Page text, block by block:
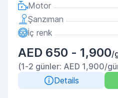
Motor
Şanzıman
İç renk
AED 650 - 1,900/
(1-2 günler: AED 1,900/
Details